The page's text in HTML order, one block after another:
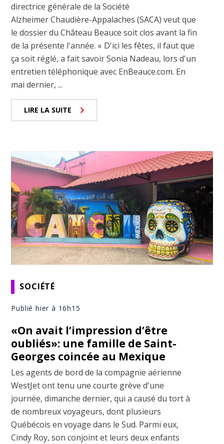
directrice générale de la Société
Alzheimer Chaudière-Appalaches (SACA) veut que
le dossier du Château Beauce soit clos avant la fin
de la présente l'année. « D'ici les fêtes, il faut que
ça soit réglé, a fait savoir Sonia Nadeau, lors d'un
entretien téléphonique avec EnBeauce.com. En
mai dernier, ...
LIRE LA SUITE
SOCIÉTÉ
Publié hier à 16h15
«On avait l’impression d’être
oubliés»: une famille de Saint-
Georges coincée au Mexique
Les agents de bord de la compagnie aérienne
WestJet ont tenu une courte grève d'une
journée, dimanche dernier, qui a causé du tort à
de nombreux voyageurs, dont plusieurs
Québécois en voyage dans le Sud. Parmi eux,
Cindy Roy, son conjoint et leurs deux enfants